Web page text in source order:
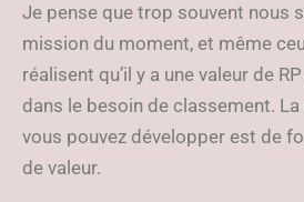
Je pense que trop souvent nous
mission du moment, et même
réalisent qu’il y a une valeur de
dans le besoin de classement.
vous pouvez développer est de
de valeur.